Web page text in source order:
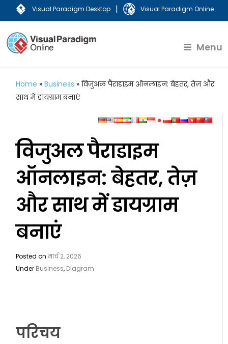
Visual Paradigm Desktop | Visual Paradigm Online
Menu
Home »Business »विजुअल पैराडाइम ऑनलाइन: बेहतर, तेज़ और
साथ में डायग्राम बनाएं
विजुअल पैराडाइम
ऑनलाइन: बेहतर, तेज़
और साथ में डायग्राम
बनाएं
Posted onमार्च 2, 2026
Under Business, Diagram
परिचय